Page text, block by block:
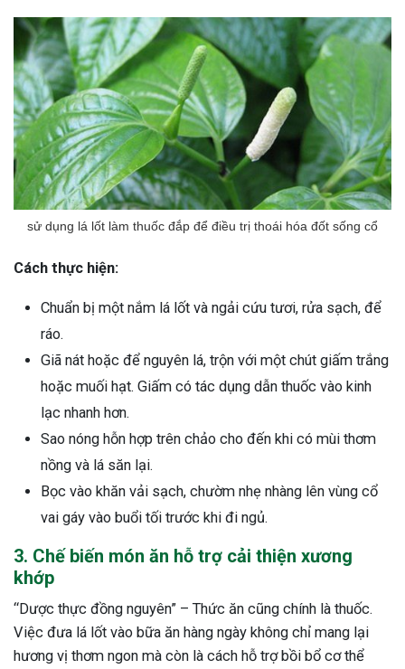
sử dụng lá lốt làm thuốc đắp để điều trị thoái hóa đốt sống cổ
Cách thực hiện:
Chuẩn bị một nắm lá lốt và ngải cứu tươi, rửa sạch, để
ráo.
Giã nát hoặc để nguyên lá, trộn với một chút giấm trắng
hoặc muối hạt. Giấm có tác dụng dẫn thuốc vào kinh
lạc nhanh hơn.
Sao nóng hỗn hợp trên chảo cho đến khi có mùi thơm
nồng và lá săn lại.
Bọc vào khăn vải sạch, chườm nhẹ nhàng lên vùng cổ
vai gáy vào buổi tối trước khi đi ngủ.
3. Chế biến món ăn hỗ trợ cải thiện xương
khớp
“Dược thực đồng nguyên” – Thức ăn cũng chính là thuốc.
Việc đưa lá lốt vào bữa ăn hàng ngày không chỉ mang lại
hương vị thơm ngon mà còn là cách hỗ trợ bồi bổ cơ thể